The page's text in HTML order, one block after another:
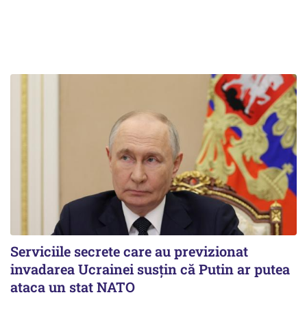
Serviciile secrete care au previzionat
invadarea Ucrainei susțin că Putin ar putea
ataca un stat NATO